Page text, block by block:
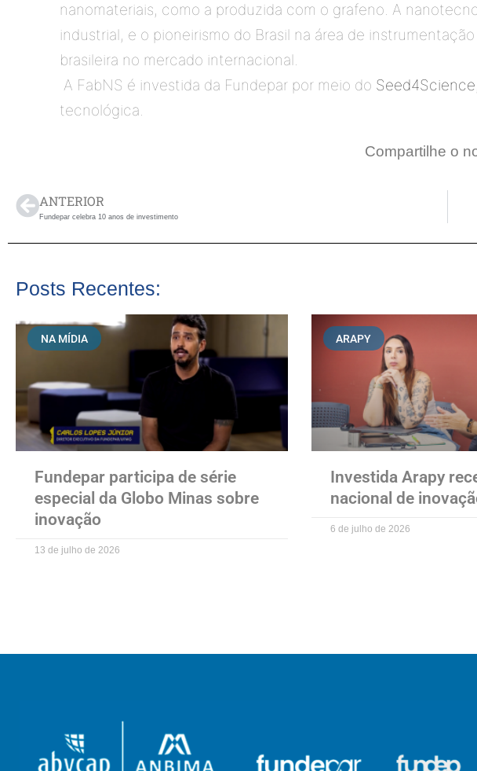
nanomateriais, como a produzida com o grafeno. A
industrial, e o pioneirismo do Brasil na área de
brasileira no mercado internacional.
A FabNS é investida da Fundepar por meio do Seed4Science
tecnológica.
Compartilhe o
ANTERIOR
Fundepar celebra 10 anos de investimento
Posts Recentes:
NA MÍDIA
Fundepar participa de série
especial da Globo Minas sobre
inovação
13 de julho de 2026
ARAPY
Investida Arapy
nacional de
6 de julho de 2026